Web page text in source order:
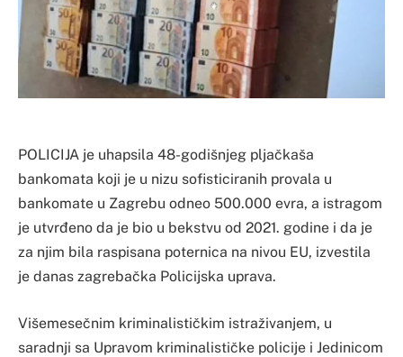
POLICIJA je uhapsila 48-godišnjeg pljačkaša
bankomata koji je u nizu sofisticiranih provala u
bankomate u Zagrebu odneo 500.000 evra, a istragom
je utvrđeno da je bio u bekstvu od 2021. godine i da je
za njim bila raspisana poternica na nivou EU, izvestila
je danas zagrebačka Policijska uprava.
Višemesečnim kriminalističkim istraživanjem, u
saradnji sa Upravom kriminalističke policije i Jedinicom